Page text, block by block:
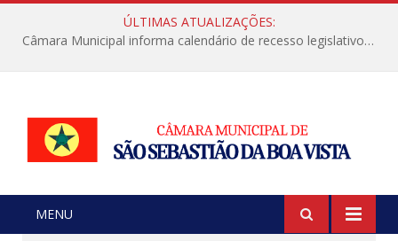
ÚLTIMAS ATUALIZAÇÕES:
Câmara Municipal informa calendário de recesso legislativo de julho
MENU